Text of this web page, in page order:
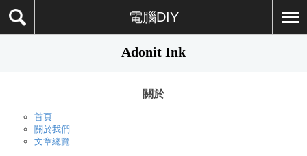
電腦DIY
Adonit Ink
關於
首頁
關於我們
文章總覽